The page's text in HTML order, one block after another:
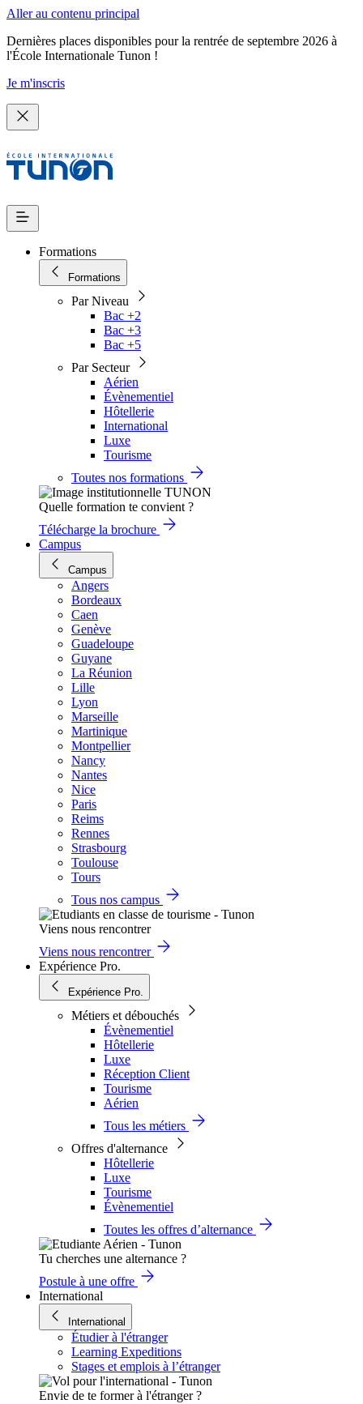
Aller au contenu principal
Dernières places disponibles pour la rentrée de septembre 2026 à
l'École Internationale Tunon !
Je m'inscris
Formations
Formations
Par Niveau
Bac +2
Bac +3
Bac +5
Par Secteur
Aérien
Évènementiel
Hôtellerie
International
Luxe
Tourisme
Toutes nos formations
Quelle formation te convient ?
Télécharge la brochure
Campus
Campus
Angers
Bordeaux
Caen
Genève
Guadeloupe
Guyane
La Réunion
Lille
Lyon
Marseille
Martinique
Montpellier
Nancy
Nantes
Nice
Paris
Reims
Rennes
Strasbourg
Toulouse
Tours
Tous nos campus
Viens nous rencontrer
Viens nous rencontrer
Expérience Pro.
Expérience Pro.
Métiers et débouchés
Évènementiel
Hôtellerie
Luxe
Réception Client
Tourisme
Aérien
Tous les métiers
Offres d'alternance
Hôtellerie
Luxe
Tourisme
Évènementiel
Toutes les offres d’alternance
Tu cherches une alternance ?
Postule à une offre
International
International
Étudier à l'étranger
Learning Expeditions
Stages et emplois à l’étranger
Envie de te former à l'étranger ?